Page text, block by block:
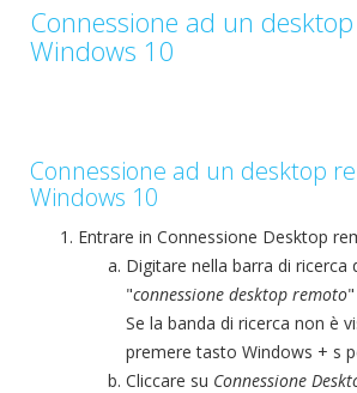
Connessione ad un
Windows 10
Connessione ad un desktop
Windows 10
Entrare in Connessione Desktop
Digitare nella barra di ricerca
"connessione desktop remoto
Se la banda di ricerca non è
premere tasto Windows + s
Cliccare su Connessione